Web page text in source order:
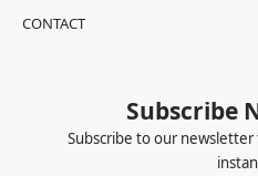
CONTACT
Subscribe
Subscribe to our